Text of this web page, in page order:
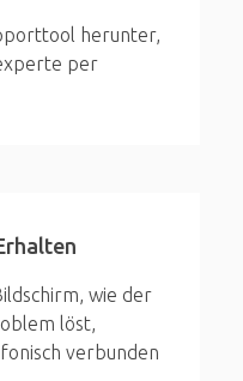
herunter,
per
wie der
löst,
verbunden